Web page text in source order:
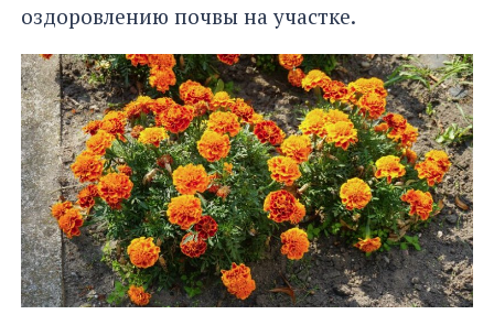
оздоровлению почвы на участке.